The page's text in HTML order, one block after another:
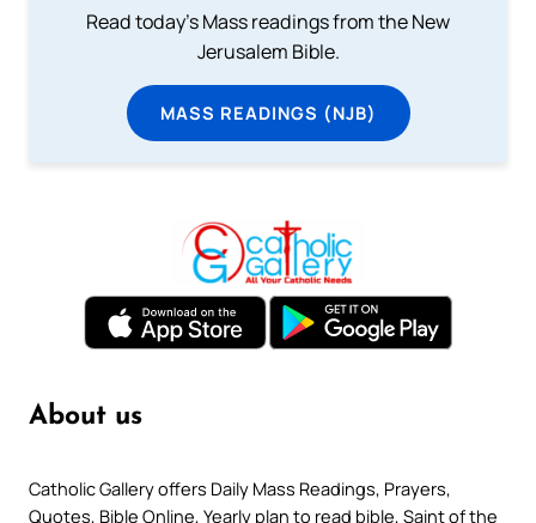
Read today's Mass readings from the New
Jerusalem Bible.
MASS READINGS (NJB)
About us
Catholic Gallery offers Daily Mass Readings, Prayers,
Quotes, Bible Online, Yearly plan to read bible, Saint of the